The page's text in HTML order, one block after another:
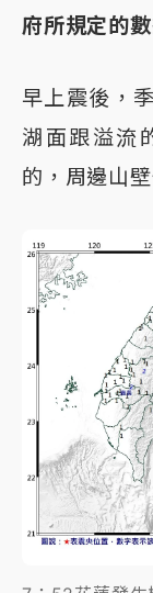
府所規定的
早上震後，
湖面跟溢流
的，周邊山